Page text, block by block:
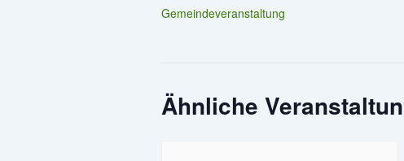
Gemeindeveranstaltung
Ähnliche